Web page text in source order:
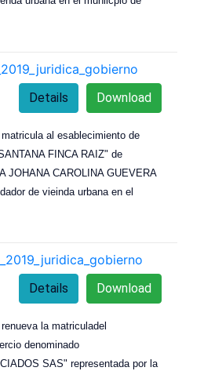
Download
Details
al esablecimiento de
FINCA RAIZ" de
JOHANA CAROLINA GUEVERA
de vieinda urbana en el
Download
Details
la matriculadel
denominado
SAS" representada por la